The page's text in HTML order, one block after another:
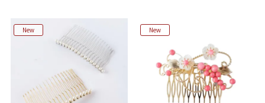
New New